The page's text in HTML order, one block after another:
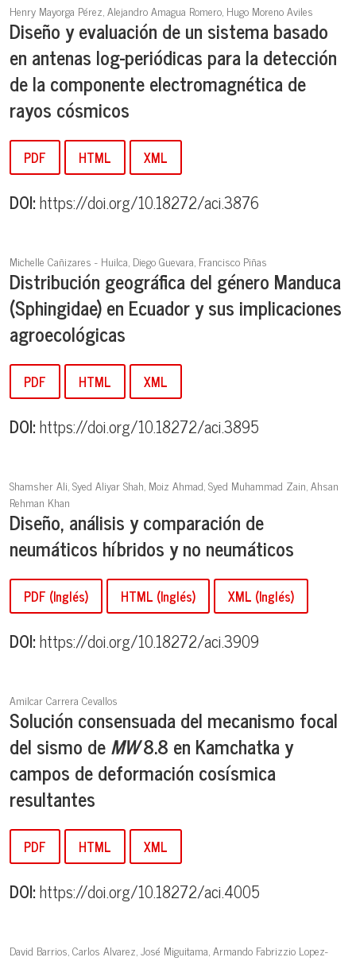
Henry Mayorga Pérez, Alejandro Amagua Romero, Hugo Moreno Aviles
Diseño y evaluación de un sistema basado
en antenas log-periódicas para la detección
de la componente electromagnética de
rayos cósmicos
PDF HTML XML
DOI:https://doi.org/10.18272/aci.3876
Michelle Cañizares - Huilca, Diego Guevara, Francisco Piñas
Distribución geográfica del género Manduca
(Sphingidae) en Ecuador y sus implicaciones
agroecológicas
PDF HTML XML
DOI:https://doi.org/10.18272/aci.3895
Shamsher Ali, Syed Aliyar Shah, Moiz Ahmad, Syed Muhammad Zain, Ahsan
Rehman Khan
Diseño, análisis y comparación de
neumáticos híbridos y no neumáticos
PDF (Inglés) HTML (Inglés) XML (Inglés)
DOI:https://doi.org/10.18272/aci.3909
Amilcar Carrera Cevallos
Solución consensuada del mecanismo focal
del sismo deMW8.8 en Kamchatka y
campos de deformación cosísmica
resultantes
PDF HTML XML
DOI:https://doi.org/10.18272/aci.4005
David Barrios, Carlos Alvarez, José Miguitama, Armando Fabrizzio Lopez-